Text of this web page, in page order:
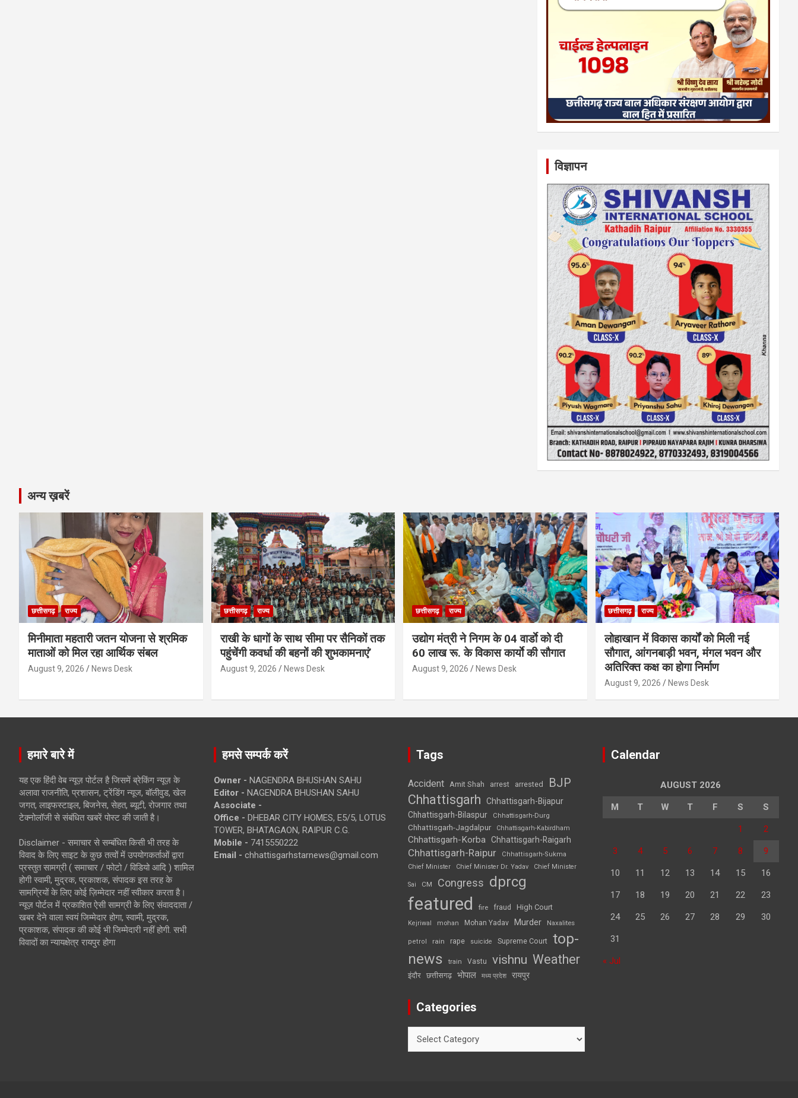
विज्ञापन
अन्य ख़बरें
छत्तीसगढ़ राज्य
मिनीमाता महतारी जतन योजना से श्रमिक
माताओं को मिल रहा आर्थिक संबल
August 9, 2026 News Desk
छत्तीसगढ़ राज्य
राखी के धागों के साथ सीमा पर सैनिकों तक
पहुंचेंगी कवर्धा की बहनों की शुभकामनाएं’
August 9, 2026 News Desk
छत्तीसगढ़ राज्य
उद्योग मंत्री ने निगम के 04 वार्डाे को दी
60 लाख रू. के विकास कार्याे की सौगात
August 9, 2026 News Desk
छत्तीसगढ़ राज्य
लोहाखान में विकास कार्यों को मिली नई
सौगात, आंगनबाड़ी भवन, मंगल भवन और
अतिरिक्त कक्ष का होगा निर्माण
August 9, 2026 News Desk
हमारे बारे में
यह एक हिंदी वेब न्यूज़ पोर्टल है जिसमें ब्रेकिंग न्यूज़ के
अलावा राजनीति, प्रशासन, ट्रेंडिंग न्यूज, बॉलीवुड, खेल
जगत, लाइफस्टाइल, बिजनेस, सेहत, ब्यूटी, रोजगार तथा
टेक्नोलॉजी से संबंधित खबरें पोस्ट की जाती है।
Disclaimer - समाचार से सम्बंधित किसी भी तरह के
विवाद के लिए साइट के कुछ तत्वों में उपयोगकर्ताओं द्वारा
प्रस्तुत सामग्री ( समाचार / फोटो / विडियो आदि ) शामिल
होगी स्वामी, मुद्रक, प्रकाशक, संपादक इस तरह के
सामग्रियों के लिए कोई ज़िम्मेदार नहीं स्वीकार करता है।
न्यूज़ पोर्टल में प्रकाशित ऐसी सामग्री के लिए संवाददाता /
खबर देने वाला स्वयं जिम्मेदार होगा, स्वामी, मुद्रक,
प्रकाशक, संपादक की कोई भी जिम्मेदारी नहीं होगी. सभी
विवादों का न्यायक्षेत्र रायपुर होगा
हमसे सम्पर्क करें
Owner - NAGENDRA BHUSHAN SAHU
Editor - NAGENDRA BHUSHAN SAHU
Associate -
Office - DHEBAR CITY HOMES, E5/5, LOTUS
TOWER, BHATAGAON, RAIPUR C.G.
Mobile - 7415550222
Email - chhattisgarhstarnews@gmail.com
Tags
Accident Amit Shah arrest arrested BJP
Chhattisgarh
Chhattisgarh-Bijapur
Chhattisgarh-Bilaspur
Chhattisgarh-Durg
Chhattisgarh-Jagdalpur Chhattisgarh-Kabirdham
Chhattisgarh-Korba Chhattisgarh-Raigarh
Chhattisgarh-Raipur
Chhattisgarh-Sukma
Chief Minister
Chief Minister Dr. Yadav Chief Minister
Sai CM Congress dprcg
featured fire fraud High Court
Kejriwal mohan Mohan Yadav Murder Naxalites
petrol rain rape suicide Supreme Court top-
news
train Vastu vishnu Weather
इंदौर छत्तीसगढ़ भोपाल मध्य प्रदेश रायपुर
Categories
Calendar
AUGUST 2026
M T W T F S S
1 2
3 4 5 6 7 8 9
10 11 12 13 14 15 16
17 18 19 20 21 22 23
24 25 26 27 28 29 30
31
« Jul